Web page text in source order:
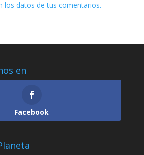
los datos de tus comentarios.
en
Facebook